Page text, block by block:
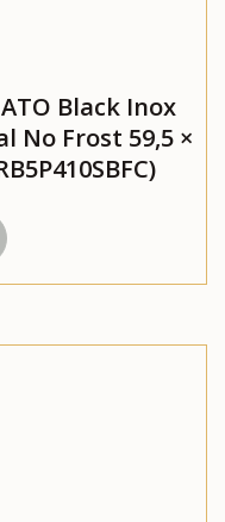
Black Inox
No Frost 59,5 ×